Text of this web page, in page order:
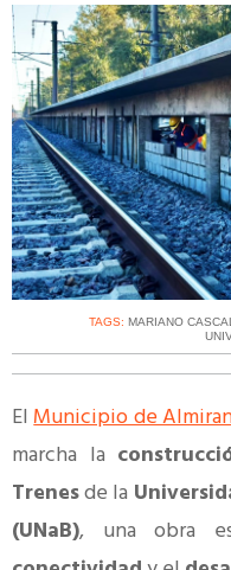
TAGS: MARIANO
ElMunicipio de
marcha la
Trenesde la
(UNaB), una obra